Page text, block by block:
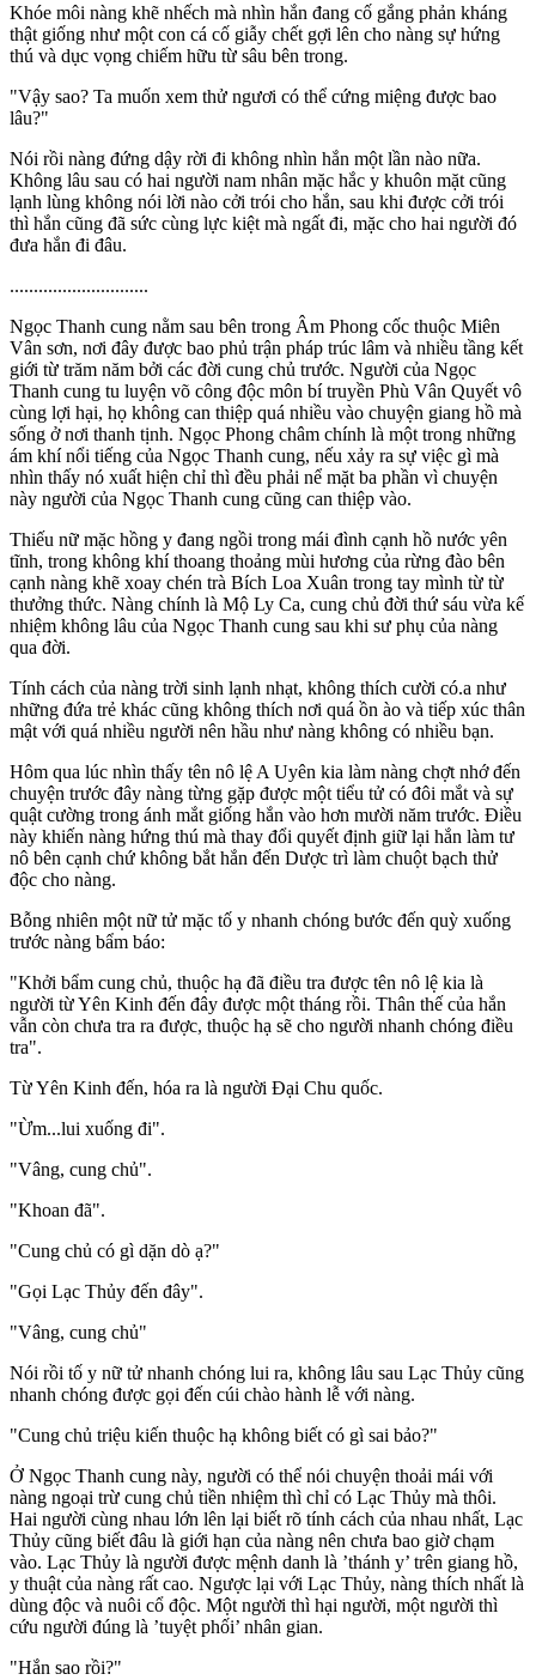
Khóe môi nàng khẽ nhếch mà nhìn hắn đang cố gắng phản kháng
thật giống như một con cá cố giẫy chết gợi lên cho nàng sự hứng
thú và dụ‌ּc vọn‌ּg chiếm hữu từ sâu bên trong.
"Vậy sao? Ta muốn xem thử ngươi có thể cứng miệng được bao
lâu?"
Nói rồi nàng đứng dậy rời đi không nhìn hắn một lần nào nữa.
Không lâu sau có hai người nam nhân mặc hắc y khuôn mặt cũng
lạnh lùng không nói lời nào cởi trói cho hắn, sau khi được cởi trói
thì hắn cũng đã sức cùng lực kiệt mà ngất đi, mặc cho hai người đó
đưa hắn đi đâu.
.............................
Ngọc Thanh cung nằm sau bên trong Âm Phong cốc thuộc Miên
Vân sơn, nơi đây được bao phủ trận pháp trúc lâm và nhiều tầng kết
giới từ trăm năm bởi các đời cung chủ trước. Người của Ngọc
Thanh cung tu luyện võ công độc môn bí truyền Phù Vân Quyết vô
cùng lợi hại, họ không can thiệp quá nhiều vào chuyện giang hồ mà
sống ở nơi thanh tịnh. Ngọc Phong châm chính là một trong những
ám khí nổi tiếng của Ngọc Thanh cung, nếu xảy ra sự việc gì mà
nhìn thấy nó xuất hiện chỉ thì đều phải nể mặt ba phần vì chuyện
này người của Ngọc Thanh cung cũng can thiệp vào.
Thiếu nữ mặc hồng y đang ngồi trong mái đình cạnh hồ nước yên
tĩnh, trong không khí thoang thoảng mùi hương của rừng đào bên
cạnh nàng khẽ xoay chén trà Bích Loa Xuân trong tay mình từ từ
thưởng thức. Nàng chính là Mộ Ly Ca, cung chủ đời thứ sáu vừa kế
nhiệm không lâu của Ngọc Thanh cung sau khi sư phụ của nàng
qua đời.
Tính cách của nàng trời sinh lạnh nhạt, không thích cười có.a như
những đứa trẻ khác cũng không thích nơi quá ồn ào và tiếp xúc thân
mật với quá nhiều người nên hầu như nàng không có nhiều bạn.
Hôm qua lúc nhìn thấy tên n‌ô l‌ệ A Uyên kia làm nàng chợt nhớ đến
chuyện trước đây nàng từng gặp được một tiểu tử có đôi mắt và sự
quật cường trong ánh mắt giống hắn vào hơn mười năm trước. Điều
này khiến nàng hứng thú mà thay đổi quyết định giữ lại hắn làm tư
nô bên cạnh chứ không bắt hắn đến Dược trì làm chuột bạch thử
độc cho nàng.
Bỗng nhiên một nữ tử mặc tố y nhanh chóng bước đến quỳ xuống
trước nàng bẩm báo:
"Khởi bẩm cung chủ, thuộc hạ đã điều tra được tên n‌ô l‌ệ kia là
người từ Yên Kinh đến đây được một tháng rồi. Thân thế của hắn
vẫn còn chưa tra ra được, thuộc hạ sẽ cho người nhanh chóng điều
tra".
Từ Yên Kinh đến, hóa ra là người Đại Chu quốc.
"Ừm...lui xuống đi".
"Vâng, cung chủ".
"Khoan đã".
"Cung chủ có gì dặn dò ạ?"
"Gọi Lạc Thủy đến đây".
"Vâng, cung chủ"
Nói rồi tố y nữ tử nhanh chóng lui ra, không lâu sau Lạc Thủy cũng
nhanh chóng được gọi đến cúi chào hành lễ với nàng.
"Cung chủ triệu kiến thuộc hạ không biết có gì sai bảo?"
Ở Ngọc Thanh cung này, người có thể nói chuyện thoải mái với
nàng ngoại trừ cung chủ tiền nhiệm thì chỉ có Lạc Thủy mà thôi.
Hai người cùng nhau lớn lên lại biết rõ tính cách của nhau nhất, Lạc
Thủy cũng biết đâu là giới hạn của nàng nên chưa bao giờ chạm
vào. Lạc Thủy là người được mệnh danh là ’thánh y’ trên giang hồ,
y thuật của nàng rất cao. Ngược lại với Lạc Thủy, nàng thích nhất là
dùng độc và nuôi cổ độc. Một người thì hại người, một người thì
cứu người đúng là ’tuyệt phối’ nhân gian.
"Hắn sao rồi?"